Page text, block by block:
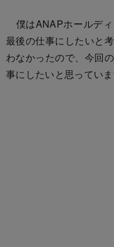
僕はANAPホールディ
最後の仕事にしたいと
わなかったので、今回
事にしたいと思っていま